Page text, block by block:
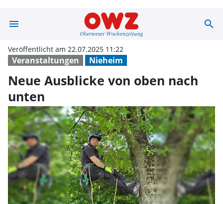
menu Neue Ausblicke
search
Veranstaltungen Nieheim
Veröffentlicht am 22.07.2025 11:22
Neue Ausblicke von oben nach
unten